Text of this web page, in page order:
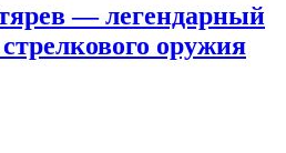
— легендарный
оружия